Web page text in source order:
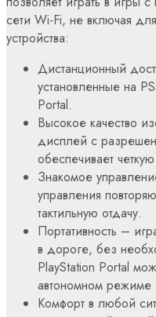
сети Wi-Fi, не включая
устройства:
Дистанционный
установленные на
Portal.
Высокое качество
дисплей с
обеспечивает
Знакомое
управления
тактильную отдачу.
Портативность –
в дороге, без
PlayStation Portal
автономном
Комфорт в любой